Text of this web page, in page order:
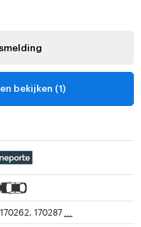
bekijken (1)
170287 ...